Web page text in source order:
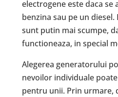
electrogene este daca se
benzina sau pe un diesel.
sunt putin mai scumpe,
functioneaza, in special
Alegerea generatorului
nevoilor individuale
pentru unii. Prin urmare,